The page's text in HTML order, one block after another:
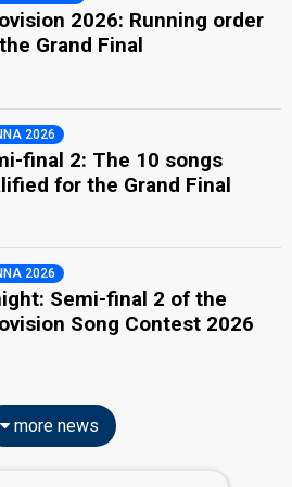
2026: Running order
Grand Final
2026
final 2: The 10 songs
for the Grand Final
2026
Semi-final 2 of the
Song Contest 2026
more news